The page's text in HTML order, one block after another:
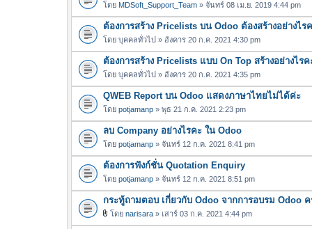
โดย MDSoft_Support_Team » จันทร์ 08 เม.ย. 2019 4:44 pm
ต้องการสร้าง Pricelists บน Odoo ต้องสร้างอย่างไร
โดย บุคคลทั่วไป » อังคาร 20 ก.ค. 2021 4:30 pm
ต้องการสร้าง Pricelists แบบ On Top สร้างอย่างไรค
โดย บุคคลทั่วไป » อังคาร 20 ก.ค. 2021 4:35 pm
QWEB Report บน Odoo แสดงภาษาไทยไม่ได้ค่ะ
โดย potjamanp » พุธ 21 ก.ค. 2021 2:23 pm
ลบ Company อย่างไรคะ ใน Odoo
โดย potjamanp » จันทร์ 12 ก.ค. 2021 8:41 pm
ต้องการฟังก์ชั่น Quotation Enquiry
โดย potjamanp » จันทร์ 12 ก.ค. 2021 8:51 pm
กระทู้ถามตอบ เกี่ยวกับ Odoo จากการอบรม Odoo
โดย narisara » เสาร์ 03 ก.ค. 2021 4:44 pm